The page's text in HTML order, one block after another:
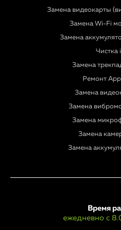
Замена видеокарты
Замена Wi-Fi
Замена
Чистка
Замена
Ремонт
Замена
Замена
Замена
Замена
Замена
Время
ежедневно с